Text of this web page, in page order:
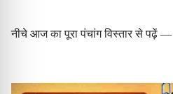
नीचे आज का पूरा पंचांग विस्तार से पढ़ें —